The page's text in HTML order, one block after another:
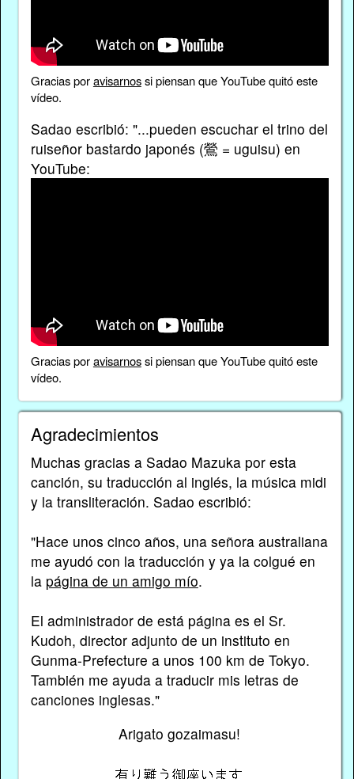
Gracias poravisarnossi piensan que YouTube quitó este
vídeo.
Sadao escribió: "...pueden escuchar el trino del
ruiseñor bastardo japonés (鶯 = uguisu) en
YouTube:
Gracias poravisarnossi piensan que YouTube quitó este
vídeo.
Agradecimientos
Muchas gracias a Sadao Mazuka por esta
canción, su traducción al inglés, la música midi
y la transliteración. Sadao escribió:
"Hace unos cinco años, una señora australiana
me ayudó con la traducción y ya la colgué en
la página de un amigo mío.
El administrador de está página es el Sr.
Kudoh, director adjunto de un instituto en
Gunma-Prefecture a unos 100 km de Tokyo.
También me ayuda a traducir mis letras de
canciones inglesas."
Arigato gozaimasu!